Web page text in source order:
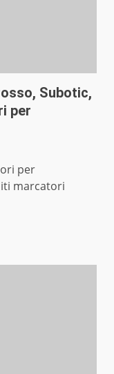
Subotic,
per
per
marcatori